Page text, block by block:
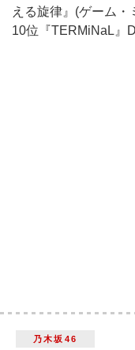
える旋律』(ゲーム・
10位『TERMiNaL』
乃木坂46